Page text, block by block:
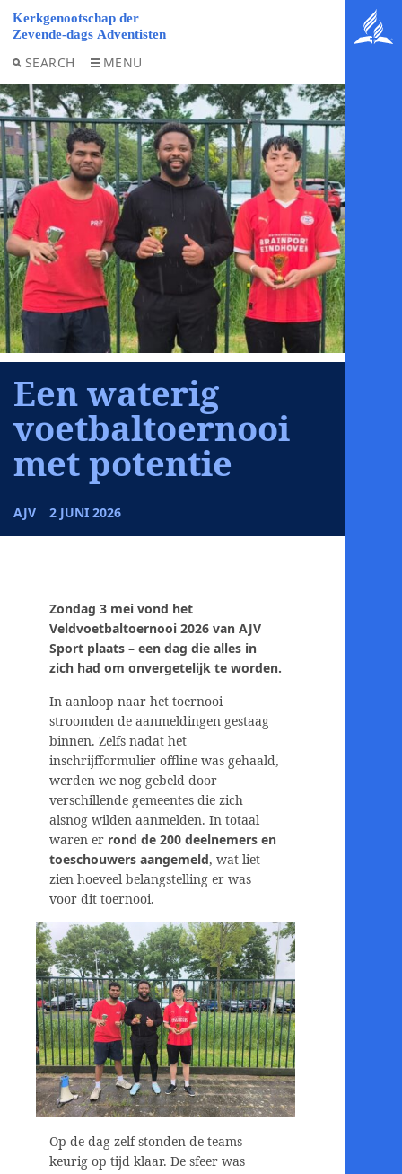
SEARCH MENU
Een waterig
voetbaltoernooi
met potentie
AJV 2 JUNI 2026
Zondag 3 mei vond het
Veldvoetbaltoernooi 2026 van AJV
Sport plaats – een dag die alles in
zich had om onvergetelijk te worden.
In aanloop naar het toernooi
stroomden de aanmeldingen gestaag
binnen. Zelfs nadat het
inschrijfformulier offline was gehaald,
werden we nog gebeld door
verschillende gemeentes die zich
alsnog wilden aanmelden. In totaal
waren er rond de 200 deelnemers en
toeschouwers aangemeld, wat liet
zien hoeveel belangstelling er was
voor dit toernooi.
Op de dag zelf stonden de teams
keurig op tijd klaar. De sfeer was